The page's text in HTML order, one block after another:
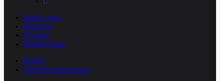
Прайс-лист
Новости
Отзывы
Форма связи
Войти
Зарегистрироваться